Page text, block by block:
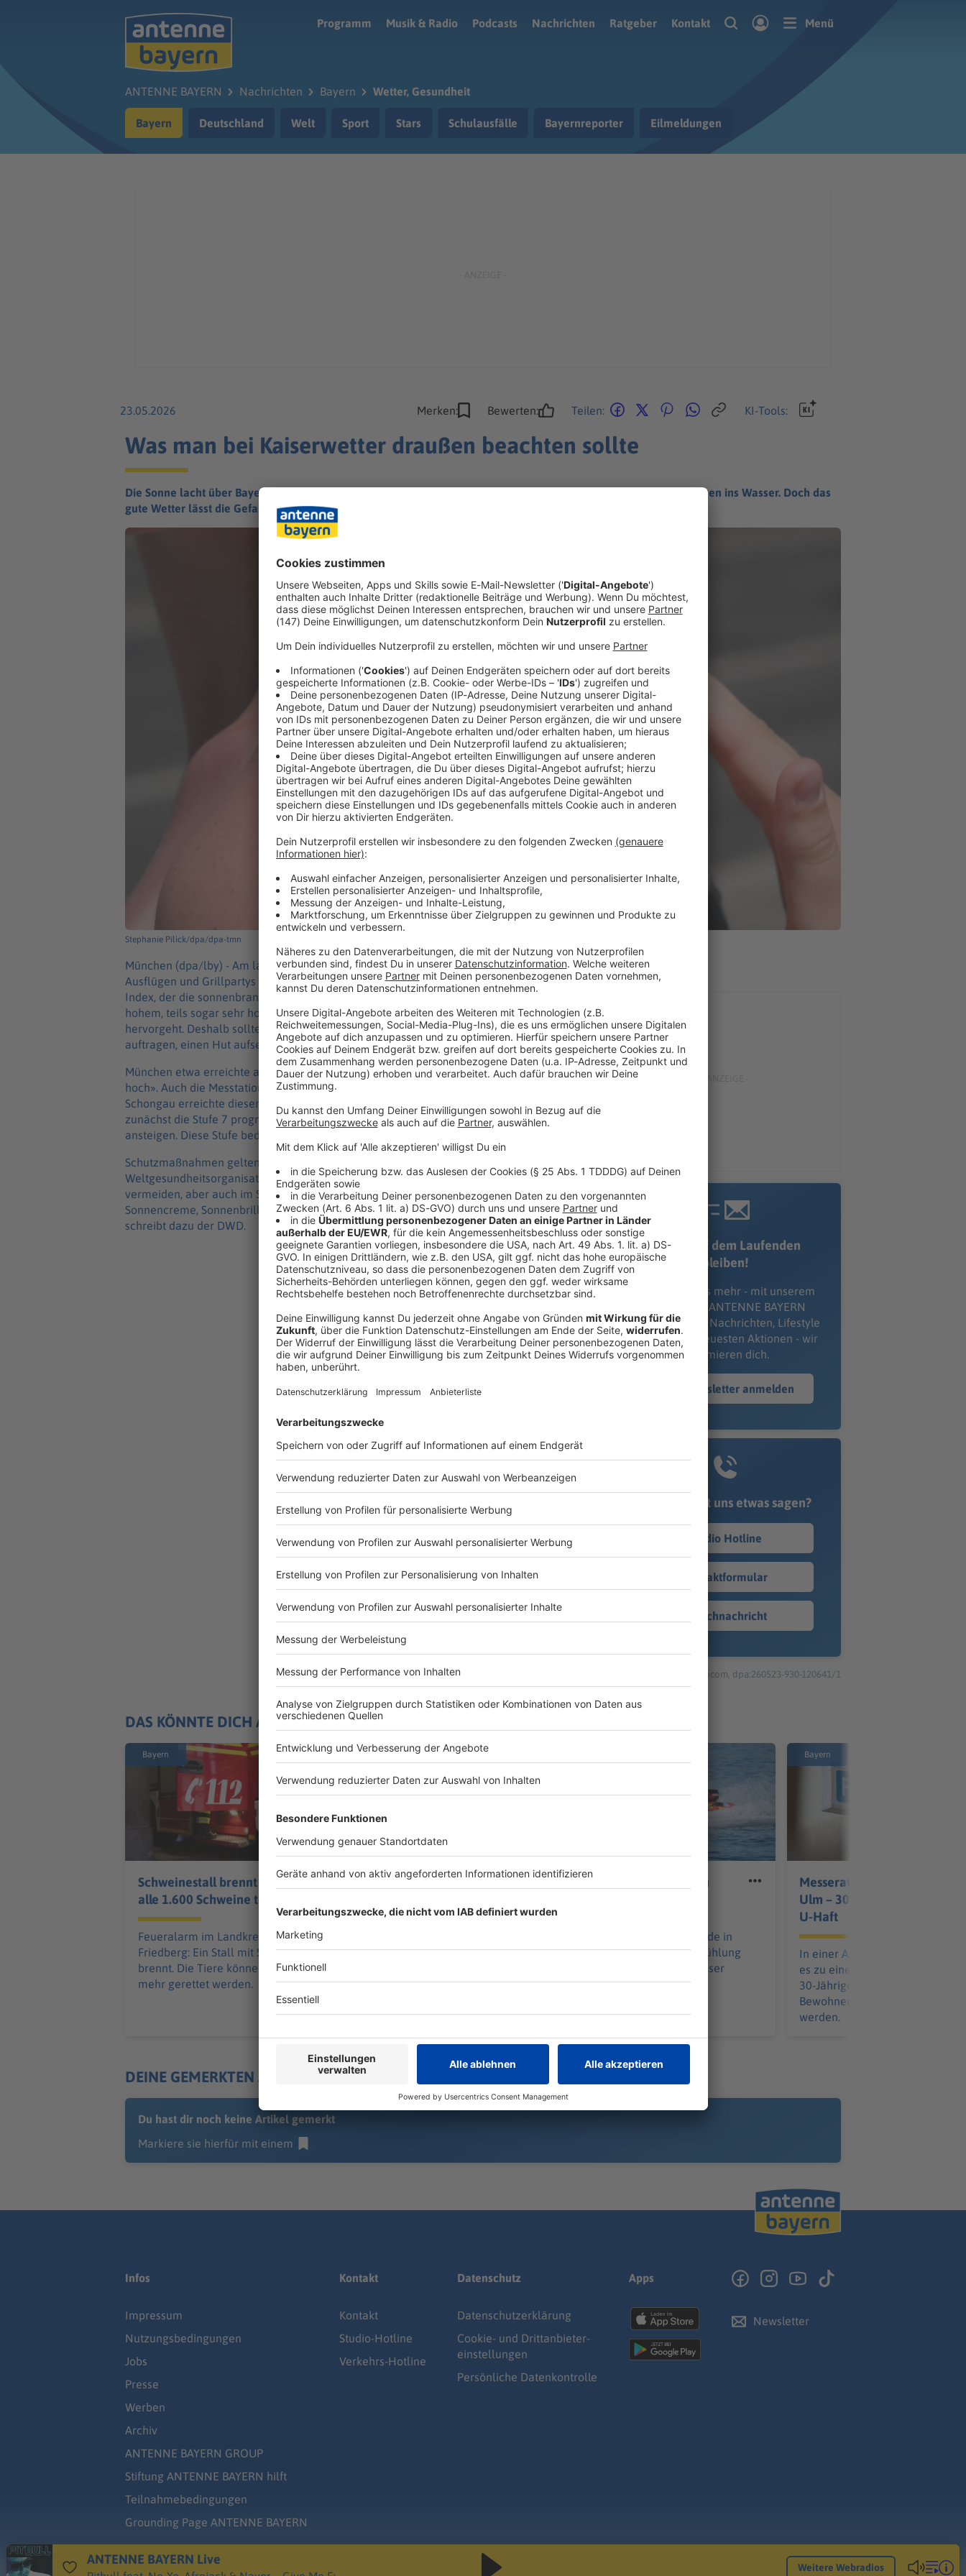
Programm
Musik & Radio Podcasts Nachrichten Ratgeber Kontakt Menü
ANTENNE BAYERN Nachrichten Bayern Wetter, Gesundheit
Bayern Deutschland Welt Sport Stars Schulausfälle Bayernreporter Eilmeldungen
23.05.2026 Merken: Bewerten: Teilen: KI-Tools:
Was man bei Kaiserwetter draußen beachten sollte
Die Sonne lacht über Bayern, das lange Pfingstwochenende lockt mit Ausflügen, Grillpartys und den ersten Sprüngen ins Wasser. Doch das
gute Wetter lässt die Gefahr für Sonnenbrand steigen.
Stephanie Pilick/dpa/dpa-tmn
München (dpa/lby) - Am langen Pfingstwochenende sollte man bei herrlichem Wetter auf
Ausflügen und Grillpartys den Sonnenschutz nicht vergessen. Im Freistaat liegt der UV-
Index, der die sonnenbrandwirksame UV-Strahlung bewertet, derzeit flächendeckend auf
hohem, teils sogar sehr hohem Niveau, wie aus Daten des Deutschen Wetterdienstes (DWD)
hervorgeht. Deshalb sollten sich Kinder wie Erwachsene im Freien schützen: Sonnencreme
auftragen, einen Hut aufsetzen und in den Mittagsstunden den Schatten aufsuchen.
München etwa erreichte am Samstagmittag einen UV-Wert von 8, das gilt bereits als «sehr
hoch». Auch die Messtation Hohenpeißenberg im oberbayerischen Landkreis Weilheim-
Schongau erreichte diesen Wert. Für Würzburg, Nürnberg und den Großen Arber war
zunächst die Stufe 7 prognostiziert, aber auch dort sollte der Index bis Montag jeweils auf 8
ansteigen. Diese Stufe bedeutet eine sehr hohe gesundheitliche Gefährdung.
Schutzmaßnahmen gelten dann als unbedingt erforderlich. «Die
Weltgesundheitsorganisation rät, zwischen 11.00 und 16.00 Uhr den Aufenthalt im Freien zu
vermeiden, aber auch im Schatten gehören ein sonnendichtes Hemd, lange Hosen,
Sonnencreme, Sonnenbrille und ein breitkrempiger Hut zum sonnengerechten Verhalten»,
schreibt dazu der DWD.
Immer auf dem Laufenden
bleiben!
Verpass' nichts mehr - mit unserem
kostenlosen ANTENNE BAYERN
Newsletter. Ob Nachrichten, Lifestyle
oder unsere neuesten Aktionen - wir
informieren dich.
Zum Newsletter anmelden
Du möchtest uns etwas sagen?
Studio Hotline
Kontaktformular
Sprachnachricht
© dpa-infocom, dpa:260523-930-120641/1
DAS KÖNNTE DICH AUCH INTERESSIEREN
Bayern
Schweinestall brennt –
alle 1.600 Schweine tot
Feueralarm im Landkreis Aichach-
Friedberg: Ein Stall mit Schweinen
brennt. Die Tiere können nicht
mehr gerettet werden.
Bayern
Verfassungsschutz
Abgeordneten Nolte
Auf die AfD hat der
Inzwischen steht in Bayern der
Beobachtung.
54 Menschen ertrinken
See, Fluss, Freibad – gerade in
Hitzephasen ist eine Abkühlung
dort gefragt. Doch Gewässer
bergen Gefahren.
Bayern
Messerattacke in Neu-
Ulm – 30-Jähriger sitzt in
U-Haft
In einer Arbeiterunterkunft
es zu einem Streit. Dann zieht
30-Jähriger ein Messer. Ein
Bewohner muss notoperiert
werden.
DEINE GEMERKTEN ARTIKEL
Du hast dir noch keine Artikel gemerkt
Markiere sie hierfür mit einem
Infos
Impressum
Nutzungsbedingungen
Jobs
Presse
Werben
Archiv
ANTENNE BAYERN GROUP
Stiftung ANTENNE BAYERN hilft
Teilnahmebedingungen
Grounding Page ANTENNE BAYERN
Kontakt
Kontakt
Studio-Hotline
Verkehrs-Hotline
Datenschutz
Datenschutz­erklärung
Cookie- und Drittanbieter-
einstellungen
Persönliche Datenkontrolle
Apps
Newsletter
ANTENNE BAYERN Live
Weitere Webradios